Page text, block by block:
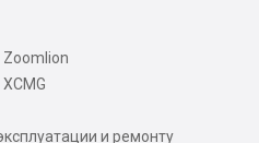
Zoomlion
и ремонту